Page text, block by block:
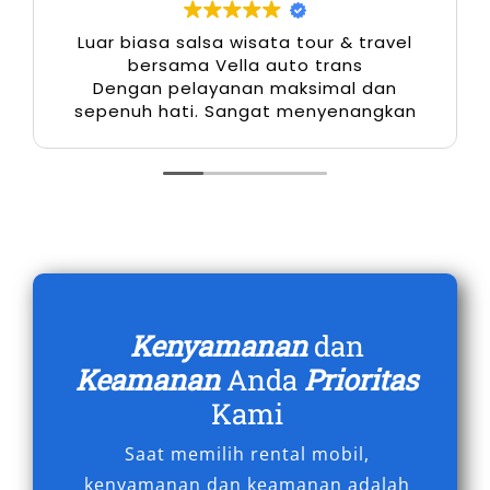
selalu dirawat dengan baik, layanan customer
service responsif, dan sopir pun profesional.
Kombinasi inilah yang membangun
trustworthiness tinggi terhadap layanan rental
mobil Alphard Baubau. Pengalaman pengguna
juga menunjukkan tingkat kepuasan yang
6. Efektif Secara Biaya untuk Mobil
Memiliki Alphard secara pribadi jelas
memerlukan biaya besar, baik dari sisi
pembelian maupun perawatan. Namun melalui
sewa Alphard Baubau, Anda bisa menikmati
Luar biasa salsa wisata tour & travel
bersama Vella auto trans
Dengan pelayanan maksimal dan
sepenuh hati. Sangat menyenangkan
Kenyamanandan
KeamananAnda Prioritas
Kami
Saat memilih rental mobil,
kenyamanan dan keamanan adalah